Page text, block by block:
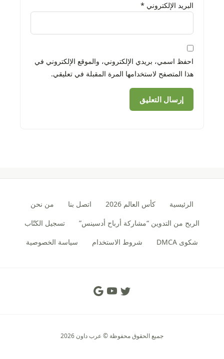
البريد الإلكتروني *
احفظ اسمي، بريدي الإلكتروني، والموقع الإلكتروني في
هذا المتصفح لاستخدامها المرة المقبلة في تعليقي.
الرئيسية كأس العالم 2026 اتصل بنا
من نحن
الربح من التدوين “مشاركة أرباح أدسينس”
تسجيل الكتّاب
شكوى DMCA
شروط الاستخدام سياسة الخصوصية
Social Links
جميع الحقوق محفوظة © عرب داون 2026